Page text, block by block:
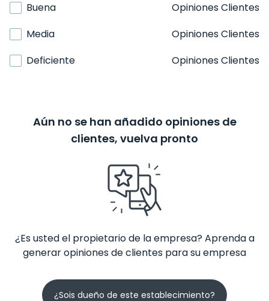
Buena
Opiniones Clientes
Media
Opiniones Clientes
Deficiente
Opiniones Clientes
Aún no se han añadido opiniones de
clientes, vuelva pronto
¿Es usted el propietario de la empresa? Aprenda a
generar opiniones de clientes para su empresa
¿Sois dueño de este establecimiento?